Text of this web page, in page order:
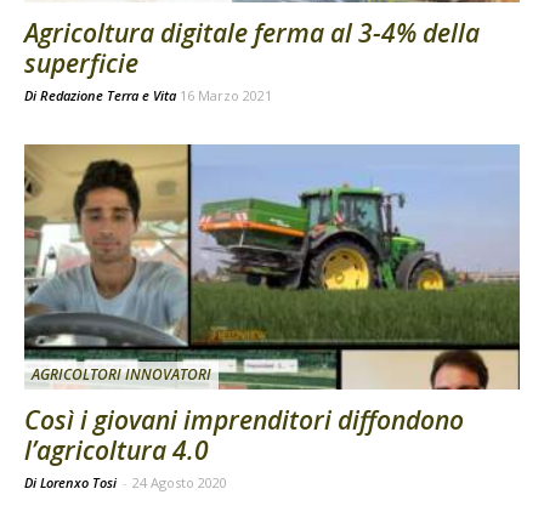
Agricoltura digitale ferma al 3-4% della
superficie
Di Redazione Terra e Vita 16 Marzo 2021
AGRICOLTORI INNOVATORI
Così i giovani imprenditori diffondono
l’agricoltura 4.0
Di Lorenxo Tosi - 24 Agosto 2020